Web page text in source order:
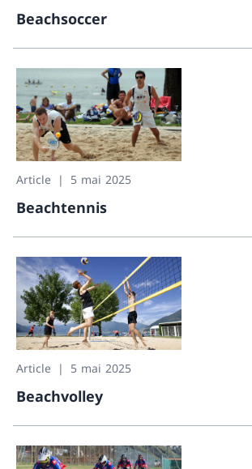
Beachsoccer
Beachsoccer
Article 5 mai 2025
Beachtennis
Beachtennis
Article 5 mai 2025
Beachvolley
Beachvolley